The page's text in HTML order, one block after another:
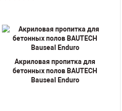
Акриловая пропитка для
бетонных полов BAUTECH
Bauseal Enduro